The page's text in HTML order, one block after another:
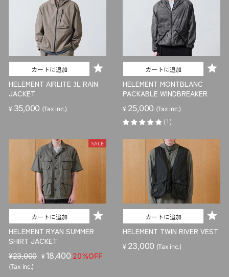
カートに追加
HELEMENT AIRLITE 3L RAIN
JACKET
¥ 35,000 (Tax inc.)
カートに追加
HELEMENT MONTBLANC
PACKABLE WINDBREAKER
¥ 25,000 (Tax inc.)
(1)
SALE
カートに追加
HELEMENT RYAN SUMMER
SHIRT JACKET
販
売
¥23,000 セ
¥ 18,400 20%OFF
(Tax inc.)
カートに追加
HELEMENT TWIN RIVER VEST
¥ 23,000 (Tax inc.)